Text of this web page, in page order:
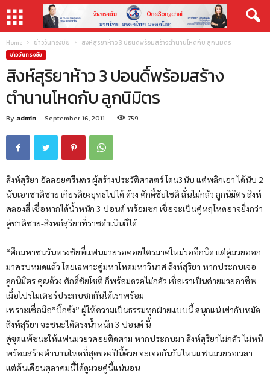
Home ข่าววันทรงชัย สิงห์สุริยาห้าว 3 ปอนดิ์พร้อมสร้างตำนานโหดกับ ลูกนิมิตร
ข่าววันทรงชัย
สิงห์สุริยาห้าว 3 ปอนดิ์พร้อมสร้าง
ตำนานโหดกับ ลูกนิมิตร
By admin- September 16, 2011 759
สิงห์สุริยา อัลลอยศรีนคร ผู้สร้างประวัติศาสตร์ โดน3นับ แต่พลิกเอา ได้นับ 2
นับเอาชาติชาย เกียรติยงยุทธไปได้ ด้วง ศักดิ์ชัยโชติ ลั่นไม่กลัว ลูกนิมิตร สิงห์
คลองสี่ เชื่อหากได้น้ำหนัก 3 ปอนด์ พร้อมชก เชื่อจะเป็นคู่หฤโหดอาจยิ่งกว่า
คู่ชาติชาย-สิงหก์สุริยาที่ราชดำเนินก็ได้
“ศึกมหาชนวันทรงชัยที่แฟนมวยรอคอยไตรมาศใหม่รออีกนิด แต่คู่มวยออก
มาครบหมดแล้ว โดยเฉพาะคู่มหาโหดมหาวินาศ สิงห์สุริยา หากประกบเจอ
ลูกนิมิตร คุณด้วง ศักดิ์ชัยโชติ ก็พร้อมดวลไม่กลัว เชื่อเราเป็นค่ายมวยอาชีพ
เมื่อโปรโมเตอร์ประกบชกกันได้เราพร้อม
เพราะเชื่อมือ”บิ๊กซ้ง” ผู้ให้ความเป็นธรรมทุกฝ่ายแบบนี้ สนุกแน่ เข่ากับหมัด
สิงห์สุริยา จะชนะได้ตรงน้ำหนัก 3 ปอนด์ นี้
คู่ขุดแพ้ชนะให้แฟนมวยวคอยติดตาม หากประกบมา สิงห์สุริยาไม่กลัว ไม่หนี
พร้อมสร้างตำนานโหดที่สุดของปีนี้ด้วย จะเจอกันวันไหนแฟนมวยรอเวลา
แต่ต้นเดือนตุลาคมนี้ได้ดูมวยคู่นี้แน่นอน